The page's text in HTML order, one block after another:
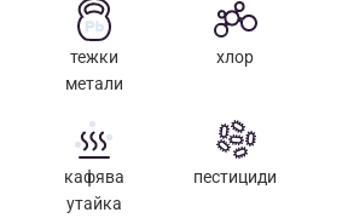
тежки
метали
хлор
кафява
утайка
пестициди